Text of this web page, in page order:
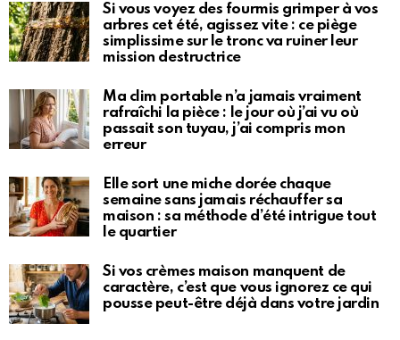
Si vous voyez des fourmis grimper à vos
arbres cet été, agissez vite : ce piège
simplissime sur le tronc va ruiner leur
mission destructrice
Ma clim portable n’a jamais vraiment
rafraîchi la pièce : le jour où j’ai vu où
passait son tuyau, j’ai compris mon
erreur
Elle sort une miche dorée chaque
semaine sans jamais réchauffer sa
maison : sa méthode d’été intrigue tout
le quartier
Si vos crèmes maison manquent de
caractère, c’est que vous ignorez ce qui
pousse peut-être déjà dans votre jardin